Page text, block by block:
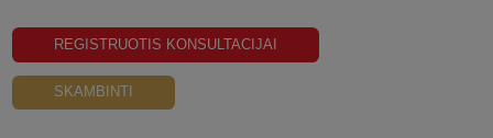
REGISTRUOTIS KONSULTACIJAI
SKAMBINTI